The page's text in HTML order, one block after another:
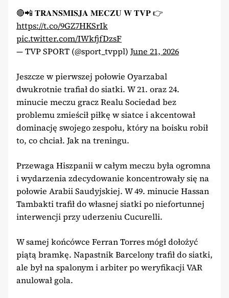
🔴📲 𝐓𝐑𝐀𝐍𝐒𝐌𝐈𝐒𝐉𝐀 𝐌𝐄𝐂𝐙𝐔 𝐖 𝐓𝐕𝐏 👉
https://t.co/9GZ7HKSrIk
pic.twitter.com/IWkfjfDzsF
— TVP SPORT (@sport_tvppl) June 21, 2026
Jeszcze w pierwszej połowie Oyarzabal
dwukrotnie trafiał do siatki. W 21. oraz 24.
minucie meczu gracz Realu Sociedad bez
problemu zmieścił piłkę w siatce i akcentował
dominację swojego zespołu, który na boisku robił
to, co chciał. Jak na treningu.
Przewaga Hiszpanii w całym meczu była ogromna
i wydarzenia zdecydowanie koncentrowały się na
połowie Arabii Saudyjskiej. W 49. minucie Hassan
Tambakti trafił do własnej siatki po niefortunnej
interwencji przy uderzeniu Cucurelli.
W samej końcówce Ferran Torres mógł dołożyć
piątą bramkę. Napastnik Barcelony trafił do siatki,
ale był na spalonym i arbiter po weryfikacji VAR
anulował gola.